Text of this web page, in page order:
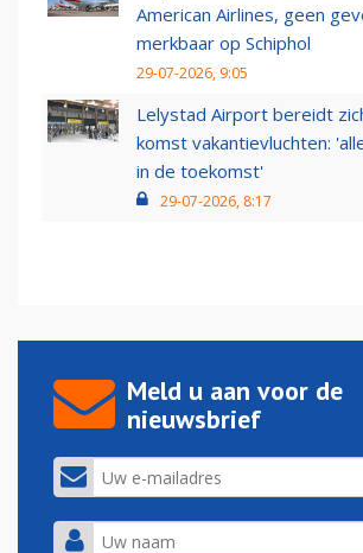
American Airlines, geen
merkbaar op Schiphol
29-07-2026, 9:05
Lelystad Airport bereidt
komst vakantievluchten:
in de toekomst'
29-07-2026, 8:17
Meld u aan voor de
nieuwsbrief